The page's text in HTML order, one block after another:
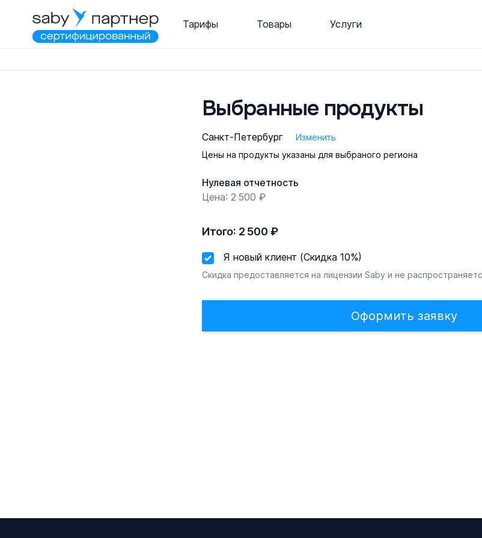
Тарифы Товары Услуги
Выбранные продукты
Санкт-Петербург
Изменить
Цены на продукты указаны для выбраного региона
Нулевая отчетность
Цена: 2 500 ₽
Итого: 2 500 ₽
Я новый клиент (Скидка 10%)
Скидка предоставляется на лицензии Saby и не
Оформить заявку